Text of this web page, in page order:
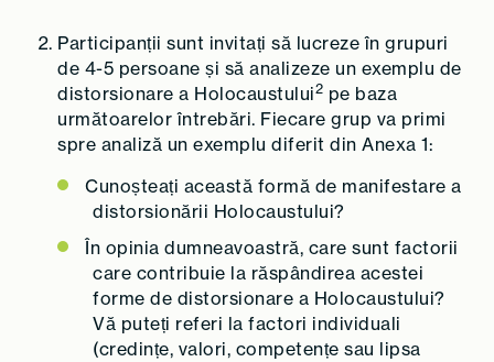
Participanții sunt invitați să lucreze în grupuri
de 4-5 persoane și să analizeze un exemplu de
distorsionare a Holocaustului2 pe baza
următoarelor întrebări. Fiecare grup va primi
spre analiză un exemplu diferit din Anexa 1:
Cunoșteați această formă de manifestare a
distorsionării Holocaustului?
În opinia dumneavoastră, care sunt factorii
care contribuie la răspândirea acestei
forme de distorsionare a Holocaustului?
Vă puteți referi la factori individuali
(credințe, valori, competențe sau lipsa